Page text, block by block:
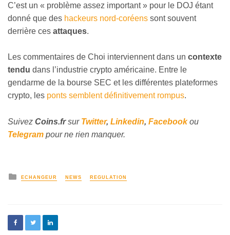
C’est un « problème assez important» pour le DOJ étant
donné que des hackeurs nord-coréens sont souvent
derrière ces attaques.
Les commentaires de Choi interviennent dans un contexte
tendu dans l’industrie crypto américaine. Entre le
gendarme de la bourse SEC et les différentes plateformes
crypto, les ponts semblent définitivement rompus.
Suivez Coins.frsur Twitter, Linkedin, Facebookou
Telegram pour ne rien manquer.
ECHANGEUR NEWS REGULATION